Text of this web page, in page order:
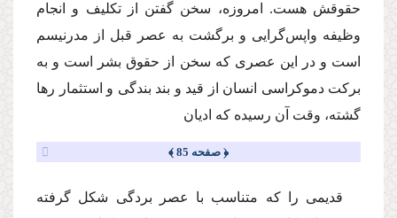
حقوقش هست. امروزه، سخن گفتن از تكلیف و انجام
وظیفه واپس‌گرایى و برگشت به عصر قبل از مدرنیسم
است و در این عصرى كه سخن از حقوق بشر است و به
بركت دموكراسى انسان از قید و بند بندگى و استثمار رها
گشته، وقت آن رسیده كه ادیان
﴿ صفحه 85 ﴾
قدیمى را كه متناسب با عصر بردگى شكل گرفته